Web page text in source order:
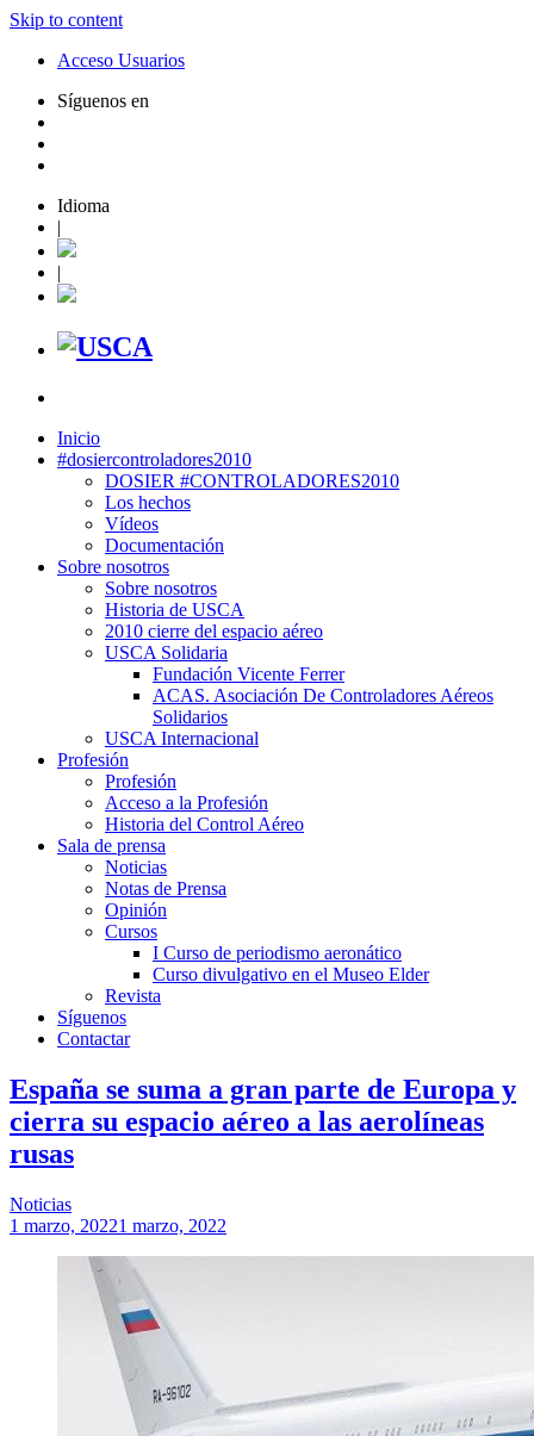
Skip to content
Acceso Usuarios
Síguenos en
Idioma
|
|
Inicio
#dosiercontroladores2010
DOSIER #CONTROLADORES2010
Los hechos
Vídeos
Documentación
Sobre nosotros
Sobre nosotros
Historia de USCA
2010 cierre del espacio aéreo
USCA Solidaria
Fundación Vicente Ferrer
ACAS. Asociación De Controladores Aéreos
Solidarios
USCA Internacional
Profesión
Profesión
Acceso a la Profesión
Historia del Control Aéreo
Sala de prensa
Noticias
Notas de Prensa
Opinión
Cursos
I Curso de periodismo aeronático
Curso divulgativo en el Museo Elder
Revista
Síguenos
Contactar
España se suma a gran parte de Europa y
cierra su espacio aéreo a las aerolíneas
rusas
Noticias
1 marzo, 20221 marzo, 2022